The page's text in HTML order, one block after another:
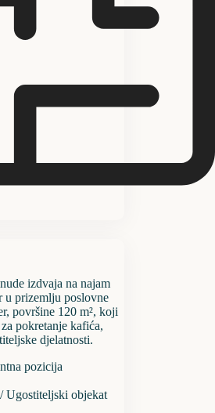
izdvaja na najam
u prizemlju poslovne
površine 120 m², koji
pokretanje kafića,
djelatnosti.
pozicija
Ugostiteljski objekat